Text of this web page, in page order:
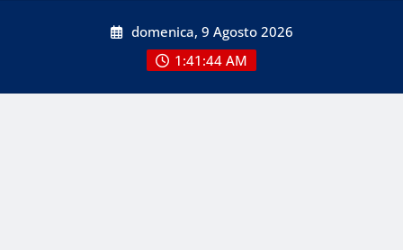
domenica, 9 Agosto 2026
1:41:44 AM